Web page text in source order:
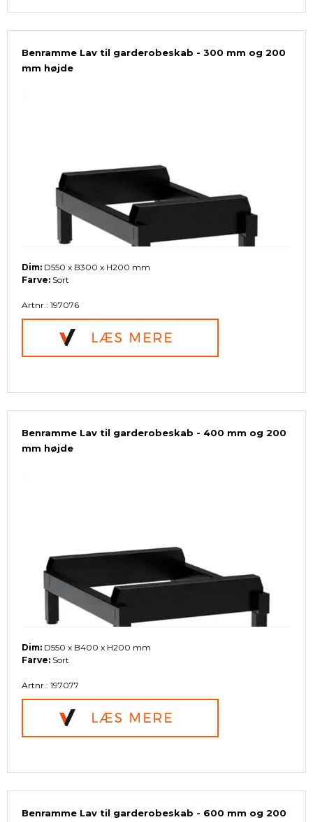
Benramme Lav til garderobeskab - 300 mm og 200
mm højde
Dim: D550 x B300 x H200 mm
Farve: Sort
Artnr.: 197076
Benramme Lav til garderobeskab - 400 mm og 200
mm højde
Dim: D550 x B400 x H200 mm
Farve: Sort
Artnr.: 197077
Benramme Lav til garderobeskab - 600 mm og 200